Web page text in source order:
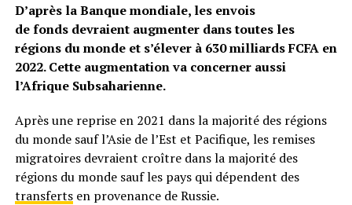
D’après la Banque mondiale, les envois
de fonds devraient augmenter dans toutes les
régions du monde et s’élever à 630 milliards FCFA en
2022. Cette augmentation va concerner aussi
l’Afrique Subsaharienne.
Après une reprise en 2021 dans la majorité des régions
du monde sauf l’Asie de l’Est et Pacifique, les remises
migratoires devraient croître dans la majorité des
régions du monde sauf les pays qui dépendent des
transfertsen provenance de Russie.